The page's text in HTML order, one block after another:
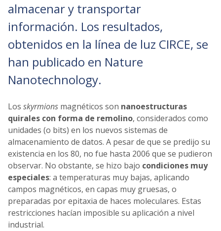
almacenar y transportar
información. Los resultados,
obtenidos en la línea de luz CIRCE, se
han publicado en Nature
Nanotechnology.
Los skyrmions magnéticos son nanoestructuras
quirales con forma de remolino, considerados como
unidades (o bits) en los nuevos sistemas de
almacenamiento de datos. A pesar de que se predijo su
existencia en los 80, no fue hasta 2006 que se pudieron
observar. No obstante, se hizo bajo condiciones muy
especiales: a temperaturas muy bajas, aplicando
campos magnéticos, en capas muy gruesas, o
preparadas por epitaxia de haces moleculares. Estas
restricciones hacían imposible su aplicación a nivel
industrial.